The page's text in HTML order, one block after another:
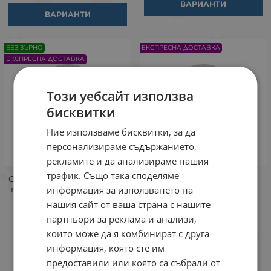
ВАРИАНТИ
ВАРИАНТИ
Chicopee Holistic No Grain -
пълноценна суха храна за
израснали котки с
чувствителен стомах
1.5 кг 8 кг
Брой
БЕЗ ЗЪРНО
ЕКСПРЕСНА ДОСТАВКА
Chicopee Holistic Nature
Line Hair&Skin -
израснали породисти
котки
Пиле
ЕКСПРЕСНА ДОСТАВКА
Този уебсайт използва
бисквитки
Ние използваме бисквитки, за да
персонализираме съдържанието,
рекламите и да анализираме нашия
трафик. Също така споделяме
информация за използването на
нашия сайт от ваша страна с нашите
партньори за реклама и анализи,
които може да я комбинират с друга
информация, която сте им
предоставили или която са събрали от